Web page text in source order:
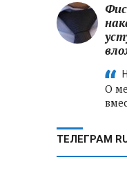
О
ТЕЛЕГРАМ